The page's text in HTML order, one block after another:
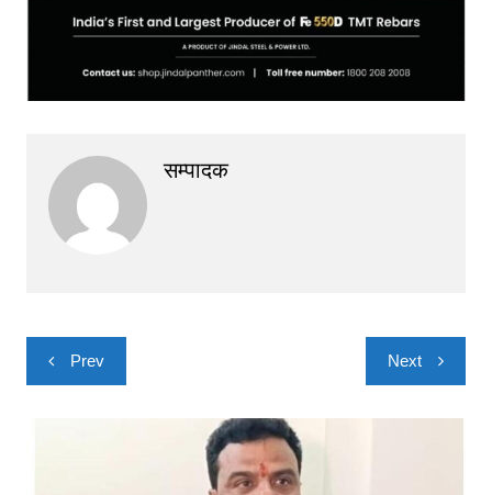
सम्पादक
Post
navigation
Prev Next